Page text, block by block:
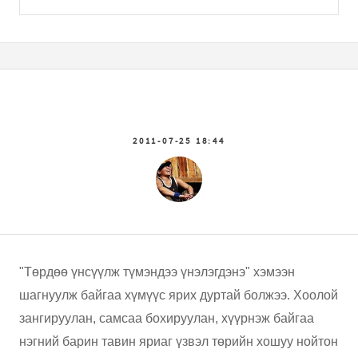
2011-07-25 18:44
"Төрдөө үнсүүлж түмэндээ үнэлэгдэнэ" хэмээн
шагнуулж байгаа хүмүүс ярих дуртай болжээ. Хоолой
зангируулан, самсаа бохируулан, хүүрнэж байгаа
нэгний барин тавин яриаг үзвэл төрийн хошуу нойтон